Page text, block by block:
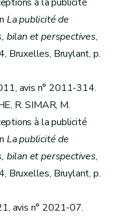
La publicité de
bilan et perspectives,
Bruxelles, Bruylant, p.
avis n° 2011-314.
R. SIMAR, M.
à la publicité
La publicité de
bilan et perspectives,
Bruxelles, Bruylant, p.
avis n° 2021-07.